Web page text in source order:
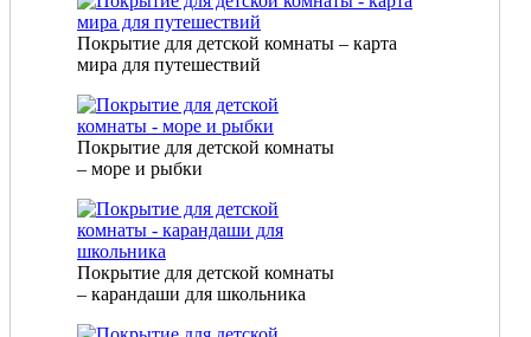
Покрытие для детской комнаты – карта
мира для путешествий
Покрытие для детской комнаты
– море и рыбки
Покрытие для детской комнаты
– карандаши для школьника